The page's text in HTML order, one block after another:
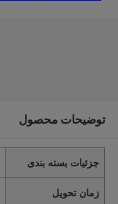
توضیحات محصول
جزئیات بسته بندی
زمان تحویل